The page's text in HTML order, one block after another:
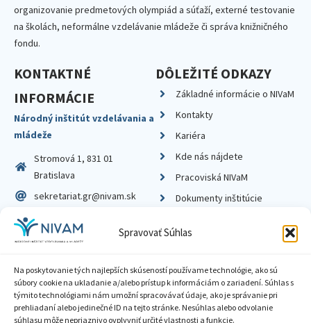
Spravovať Súhlas
Na poskytovanie tých najlepších skúseností používame technológie, ako sú
súbory cookie na ukladanie a/alebo prístup k informáciám o zariadení. Súhlas s
týmito technológiami nám umožní spracovávať údaje, ako je správanie pri
prehliadaní alebo jedinečné ID na tejto stránke. Nesúhlas alebo odvolanie
súhlasu môže nepriaznivo ovplyvniť určité vlastnosti a funkcie.
organizovanie predmetových olympiád a súťaží, externé testovanie
na školách, neformálne vzdelávanie mládeže či správa knižničného
fondu.
KONTAKTNÉ
INFORMÁCIE
Národný inštitút vzdelávania a
mládeže
Stromová 1, 831 01
Bratislava
sekretariat.gr@nivam.sk
IČO: 00164348
DIČ: 2020798714
DÔLEŽITÉ ODKAZY
Základné informácie o NIVaM
Kontakty
Kariéra
Kde nás nájdete
Pracoviská NIVaM
Dokumenty inštitúcie
Zásady ochrany súkromia